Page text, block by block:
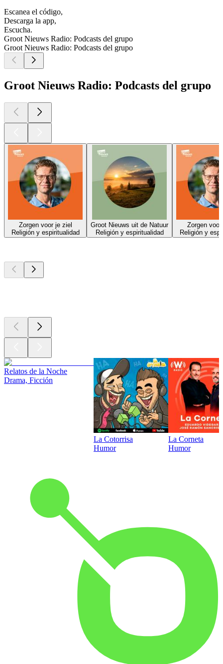
Escanea el código,
Descarga la app,
Escucha.
Groot Nieuws Radio: Podcasts del grupo
Groot Nieuws Radio: Podcasts del grupo
Groot Nieuws Radio: Podcasts del grupo
Zorgen voor je ziel
Religión y espiritualidad
Groot Nieuws uit de Natuur
Religión y espiritualidad
Zorgen
Religión y
Relatos de la Noche
Drama, Ficción
La Cotorrisa
Humor
La Corneta
Humor